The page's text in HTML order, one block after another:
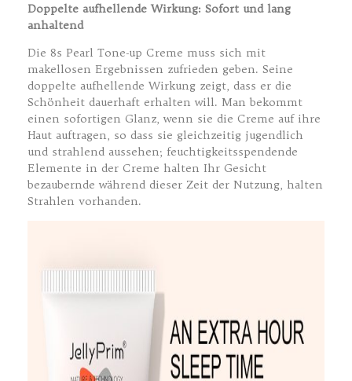
Doppelte aufhellende Wirkung: Sofort und lang
anhaltend
Die 8s Pearl Tone-up Creme muss sich mit
makellosen Ergebnissen zufrieden geben. Seine
doppelte aufhellende Wirkung zeigt, dass er die
Schönheit dauerhaft erhalten will. Man bekommt
einen sofortigen Glanz, wenn sie die Creme auf ihre
Haut auftragen, so dass sie gleichzeitig jugendlich
und strahlend aussehen; feuchtigkeitsspendende
Elemente in der Creme halten Ihr Gesicht
bezaubernde während dieser Zeit der Nutzung, halten
Strahlen vorhanden.